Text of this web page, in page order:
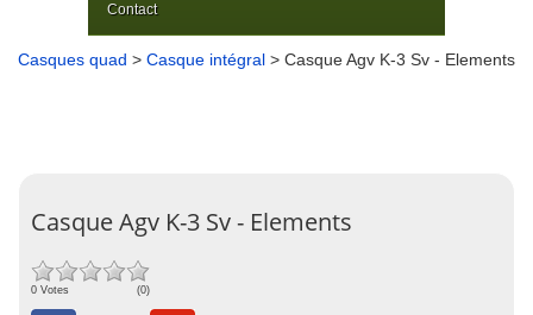
Contact
Casques quad > Casque intégral > Casque Agv K-3 Sv - Elements
Casque Agv K-3 Sv - Elements
0 Votes (0)